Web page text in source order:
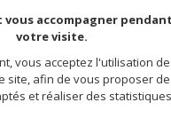
vous accompagner pendant
votre visite.
vous acceptez l'utilisation
site, afin de vous proposer
et réaliser des